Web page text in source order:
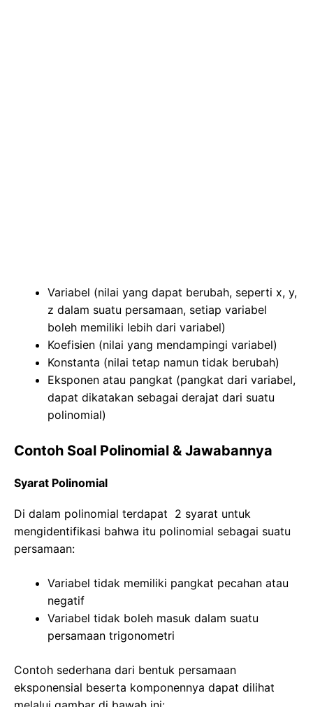
Variabel (nilai yang dapat berubah, seperti x, y,
z dalam suatu persamaan, setiap variabel
boleh memiliki lebih dari variabel)
Koefisien (nilai yang mendampingi variabel)
Konstanta (nilai tetap namun tidak berubah)
Eksponen atau pangkat (pangkat dari variabel,
dapat dikatakan sebagai derajat dari suatu
polinomial)
Contoh Soal Polinomial & Jawabannya
Syarat Polinomial
Di dalam polinomial terdapat 2 syarat untuk
mengidentifikasi bahwa itu polinomial sebagai suatu
persamaan:
Variabel tidak memiliki pangkat pecahan atau
negatif
Variabel tidak boleh masuk dalam suatu
persamaan trigonometri
Contoh sederhana dari bentuk persamaan
eksponensial beserta komponennya dapat dilihat